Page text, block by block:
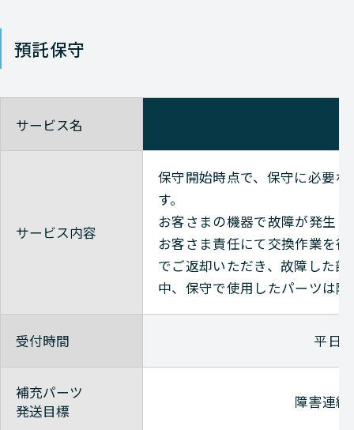
預託保守
サービス名
サービス内容
保守開始時点で、保守に必要
す。
お客さまの機器で故障が発生
お客さま責任にて交換作業を
でご返却いただき、故障した
中、保守で使用したパーツは
受付時間 平日9
補充パーツ
発送目標
障害連